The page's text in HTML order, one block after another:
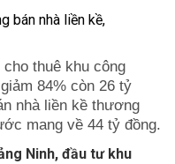
thuê khu công
84% còn 26 tỷ
nhà liền kề thương
mang về 44 tỷ đồng.
Ninh, đầu tư khu